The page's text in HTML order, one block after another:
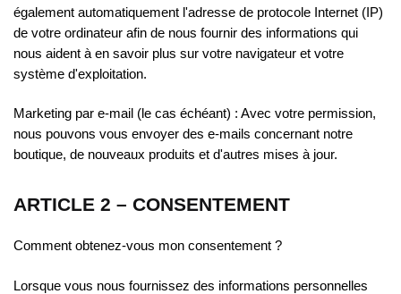
également automatiquement l'adresse de protocole Internet (IP)
de votre ordinateur afin de nous fournir des informations qui
nous aident à en savoir plus sur votre navigateur et votre
système d'exploitation.
Marketing par e-mail (le cas échéant) : Avec votre permission,
nous pouvons vous envoyer des e-mails concernant notre
boutique, de nouveaux produits et d'autres mises à jour.
ARTICLE 2 – CONSENTEMENT
Comment obtenez-vous mon consentement ?
Lorsque vous nous fournissez des informations personnelles